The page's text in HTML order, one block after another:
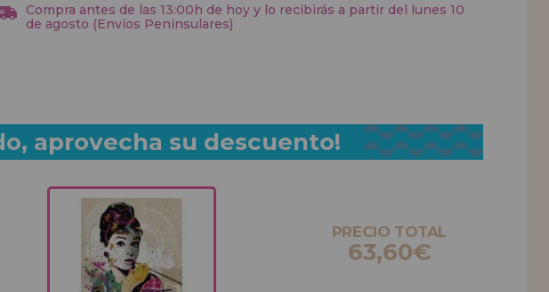
Compra antes de las 13:00h de hoy y lo recibirás a partir del lunes 10
de agosto (Envíos Peninsulares)
aprovecha su descuento!
PRECIO TOTAL
63,60€